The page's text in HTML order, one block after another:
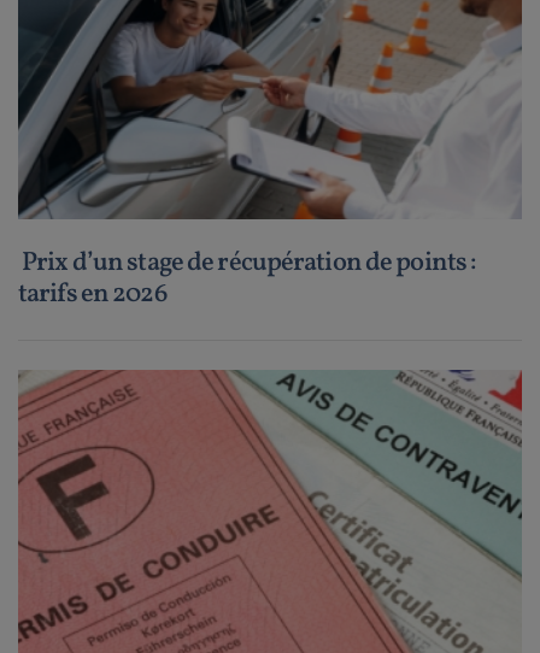
Prix d’un stage de récupération de points :
tarifs en 2026